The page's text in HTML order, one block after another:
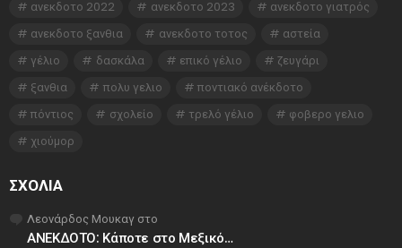
ανεκδοτο 2022
ανεκδοτο 2023
ανεκδοτο γιατρός
ανεκδοτο ξανθια
ανεκδοτο τοτος
αστεία
γέλιο
δασκάλα επικό γέλιο
ζευγάρι
ξανθια
πολυ γελιο
ποντιακό ανέκδοτο
πόντιος
σχολείο τρελό γέλιο
φοβερο γελιο
χιούμορ
ΣΧΌΛΙΑ
Λεονάρδος Μουκαγ στο
ΑΝΕΚΔΟΤΟ: Κάποτε στο Μεξικό…